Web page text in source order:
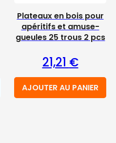
Plateaux en bois pour
apéritifs et amuse-
gueules 25 trous 2 pcs
21,21 €
AJOUTER AU PANIER